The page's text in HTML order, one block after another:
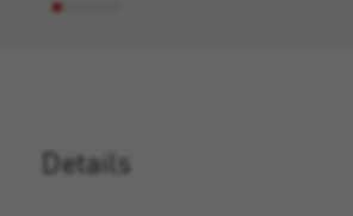
Details